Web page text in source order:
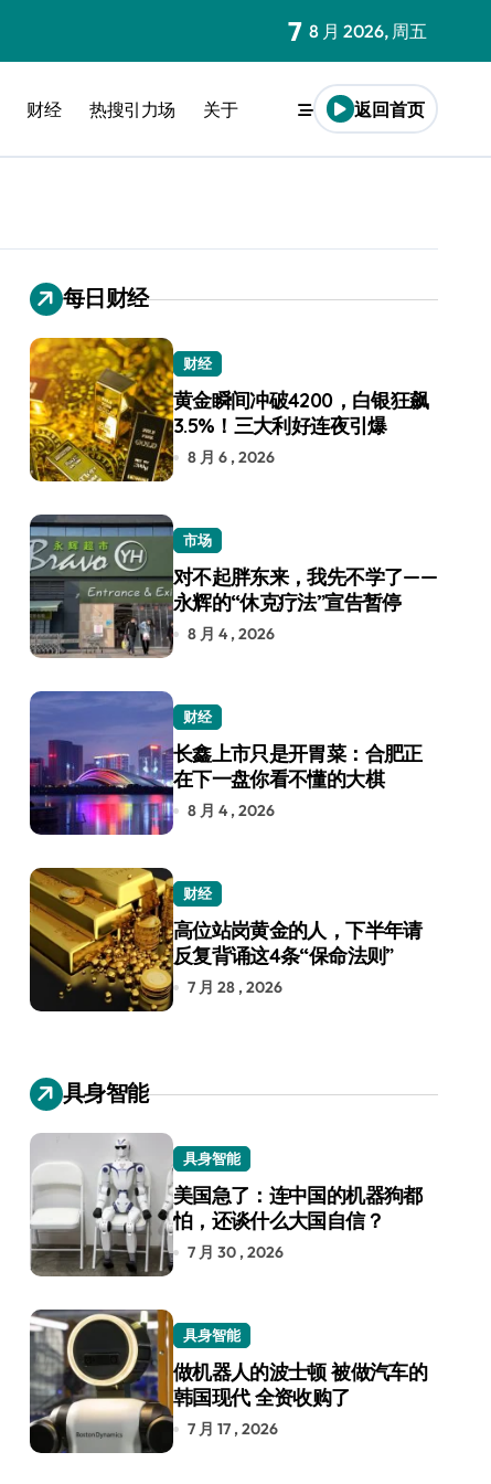
7 8 月 2026, 周五
财经 热搜引力场 关于 返回首页
每日财经
财经
黄金瞬间冲破4200，白银狂飙
3.5%！三大利好连夜引爆
8 月 6 , 2026
市场
对不起胖东来，我先不学了——
永辉的“休克疗法”宣告暂停
8 月 4 , 2026
财经
长鑫上市只是开胃菜：合肥正
在下一盘你看不懂的大棋
8 月 4 , 2026
财经
高位站岗黄金的人，下半年请
反复背诵这4条“保命法则”
7 月 28 , 2026
具身智能
具身智能
美国急了：连中国的机器狗都
怕，还谈什么大国自信？
7 月 30 , 2026
具身智能
做机器人的波士顿 被做汽车的
韩国现代 全资收购了
7 月 17 , 2026